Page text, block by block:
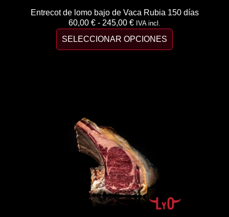
Entrecot de lomo bajo de Vaca Rubia 150 días
60,00 € - 245,00 € IVA incl.
SELECCIONAR OPCIONES